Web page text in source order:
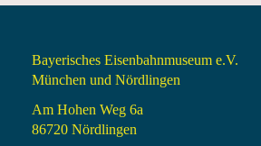
Bayerisches Eisenbahnmuseum e.V.
München und Nördlingen
Am Hohen Weg 6a
86720 Nördlingen